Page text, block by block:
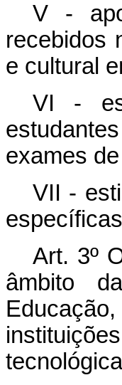
V -
recebidos
e cultural
VI -
exames
VII -
Art. 3º
âmbito